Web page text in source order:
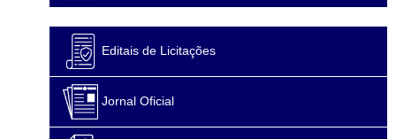
Editais de Licitações
Jornal Oficial